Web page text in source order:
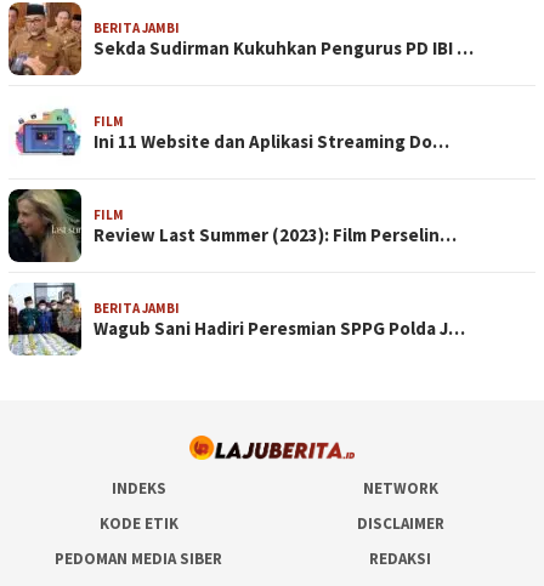
BERITA JAMBI
Sekda Sudirman Kukuhkan Pengurus PD IBI …
FILM
Ini 11 Website dan Aplikasi Streaming Do…
FILM
Review Last Summer (2023): Film Perselin…
BERITA JAMBI
Wagub Sani Hadiri Peresmian SPPG Polda J…
INDEKS
NETWORK
KODE ETIK
DISCLAIMER
PEDOMAN MEDIA SIBER
REDAKSI